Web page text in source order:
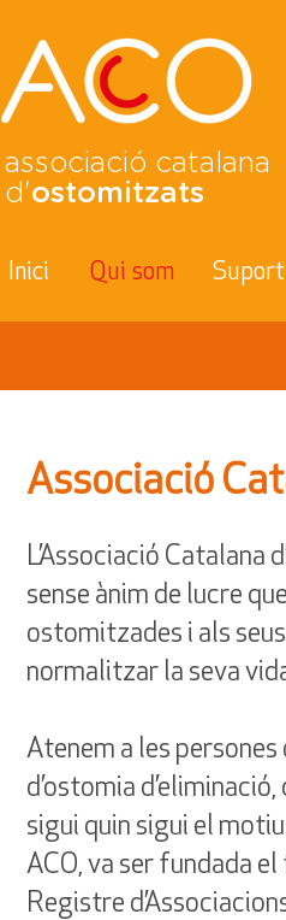
associació catalana
d'ostomitzats
Inici Qui som Suport
Associació
L’Associació Catalana
sense ànim de lucre
ostomitzades i als
normalitzar la seva
Atenem a les
d’ostomia
sigui quin sigui el
ACO, va ser fundada
Registre